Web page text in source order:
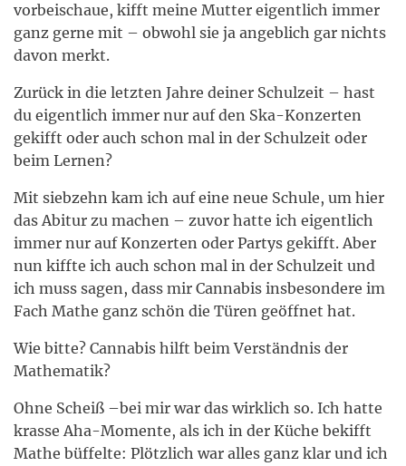
vorbeischaue, kifft meine Mutter eigentlich immer
ganz gerne mit – obwohl sie ja angeblich gar nichts
davon merkt.
Zurück in die letzten Jahre deiner Schulzeit – hast
du eigentlich immer nur auf den Ska-Konzerten
gekifft oder auch schon mal in der Schulzeit oder
beim Lernen?
Mit siebzehn kam ich auf eine neue Schule, um hier
das Abitur zu machen – zuvor hatte ich eigentlich
immer nur auf Konzerten oder Partys gekifft. Aber
nun kiffte ich auch schon mal in der Schulzeit und
ich muss sagen, dass mir Cannabis insbesondere im
Fach Mathe ganz schön die Türen geöffnet hat.
Wie bitte? Cannabis hilft beim Verständnis der
Mathematik?
Ohne Scheiß –bei mir war das wirklich so. Ich hatte
krasse Aha-Momente, als ich in der Küche bekifft
Mathe büffelte: Plötzlich war alles ganz klar und ich